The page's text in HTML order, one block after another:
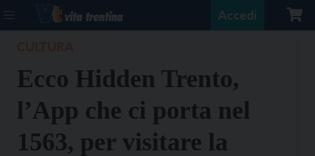
Accedi
Ecco Hidden Trento,
l’App che ci porta nel
1563, per visitare la